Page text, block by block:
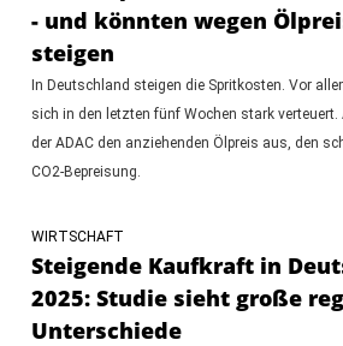
- und könnten wegen
steigen
In Deutschland steigen die Spritkosten. Vor
sich in den letzten fünf Wochen stark
der ADAC den anziehenden Ölpreis aus, den
CO2-Bepreisung.
WIRTSCHAFT
Steigende Kaufkraft in
2025: Studie sieht große
Unterschiede